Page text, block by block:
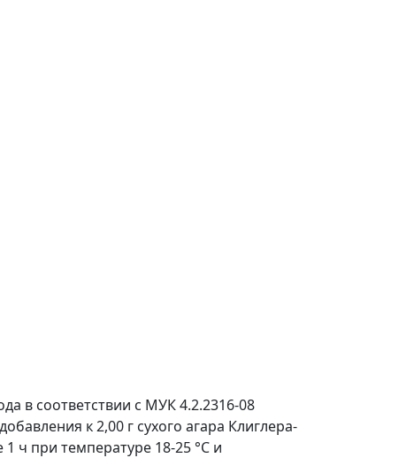
в соответствии с МУК 4.2.2316-08
к 2,00 г сухого агара Клиглера-
ч при температуре 18-25 °С и